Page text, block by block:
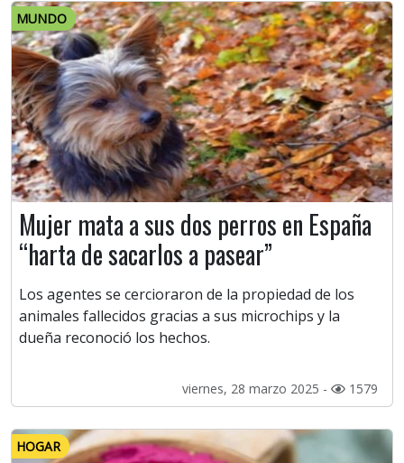
MUNDO
Mujer mata a sus dos perros en España
“harta de sacarlos a pasear”
Los agentes se cercioraron de la propiedad de los
animales fallecidos gracias a sus microchips y la
dueña reconoció los hechos.
viernes, 28 marzo 2025 - 1579
HOGAR